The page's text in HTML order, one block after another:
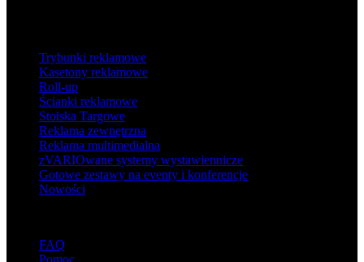
Trybunki reklamowe
Kasetony reklamowe
Roll-up
Ścianki reklamowe
Stoiska Targowe
Reklama zewnętrzna
Reklama multimedialna
zVARIOwane systemy wystawiennicze
Gotowe zestawy na eventy i konferencje
Nowości
FAQ